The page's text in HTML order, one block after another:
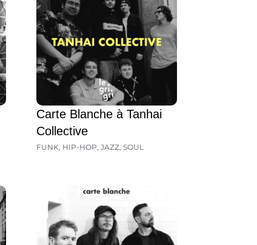
Carte Blanche à Tanhai
Collective
FUNK HIP-HOP JAZZ SOUL